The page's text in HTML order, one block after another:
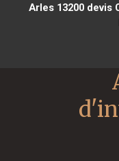
Arles 13200 devis